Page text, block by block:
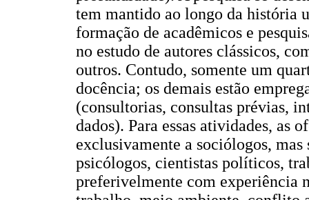
tem mantido ao longo da história
formação de acadêmicos e
no estudo de autores clássicos,
outros. Contudo, somente um
docência; os demais estão
(consultorias, consultas prévias,
dados). Para essas atividades, as
exclusivamente a sociólogos,
psicólogos, cientistas políticos,
preferivelmente com experiência